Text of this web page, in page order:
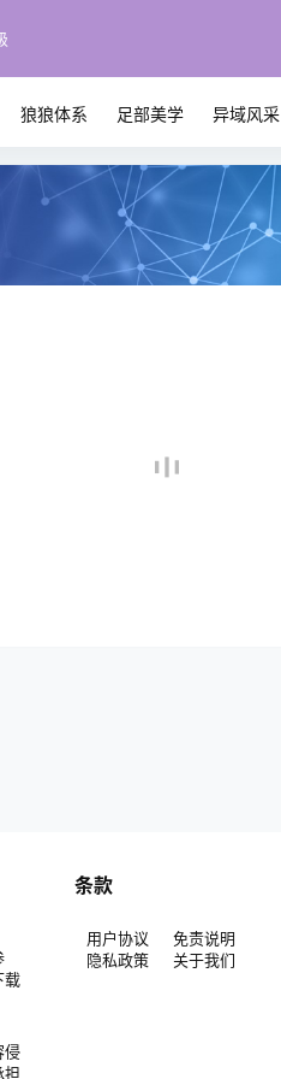
狼狼体系 足部美学 异域风采
载
侵
担
条款
用户协议
免责说明
隐私政策
关于我们